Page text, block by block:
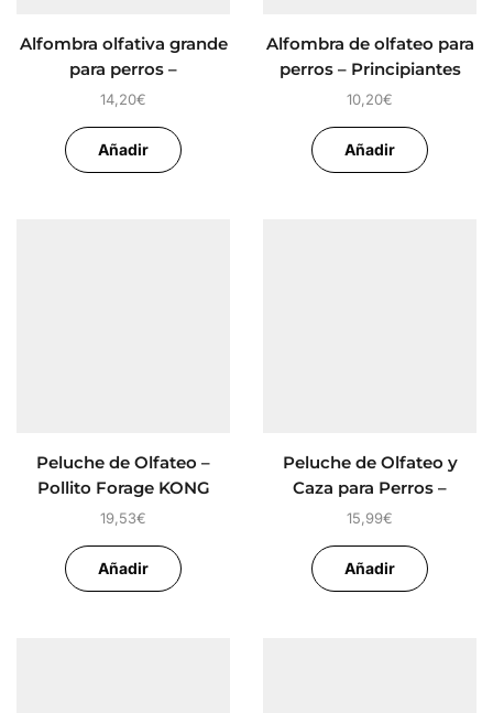
Alfombra olfativa grande
para perros –
Principiantes
14,20€
Añadir
Alfombra de olfateo para
perros – Principiantes
10,20€
Añadir
Peluche de Olfateo –
Pollito Forage KONG
19,53€
Añadir
Peluche de Olfateo y
Caza para Perros –
Mandarinas Power
15,99€
Añadir